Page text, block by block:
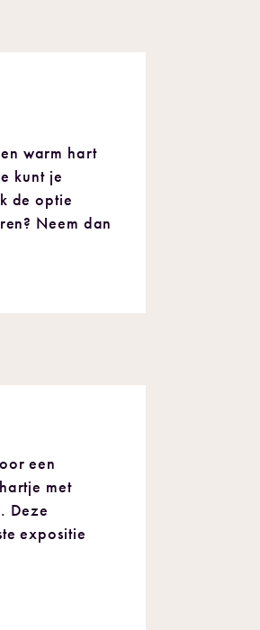
warm hart
kunt je
de optie
Neem dan
een
met
Deze
expositie